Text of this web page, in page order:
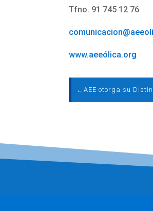
Tfno. 91 745 12 76
www.aeeólica.org
←